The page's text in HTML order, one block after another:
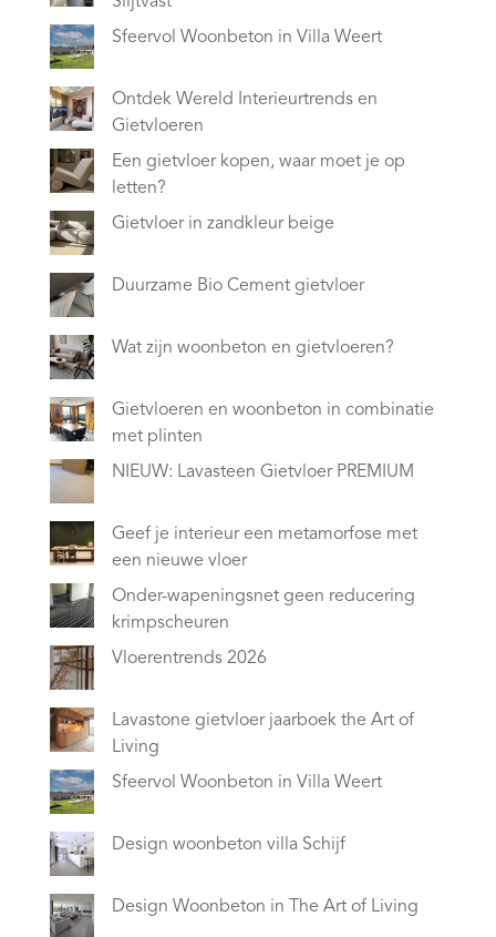
Sfeervol Woonbeton in Villa Weert
Ontdek Wereld Interieurtrends en
Gietvloeren
Een gietvloer kopen, waar moet je op
letten?
Gietvloer in zandkleur beige
Duurzame Bio Cement gietvloer
Wat zijn woonbeton en gietvloeren?
Gietvloeren en woonbeton in combinatie
met plinten
NIEUW: Lavasteen Gietvloer PREMIUM
Geef je interieur een metamorfose met
een nieuwe vloer
Onder-wapeningsnet geen reducering
krimpscheuren
Vloerentrends 2026
Lavastone gietvloer jaarboek the Art of
Living
Sfeervol Woonbeton in Villa Weert
Design woonbeton villa Schijf
Design Woonbeton in The Art of Living